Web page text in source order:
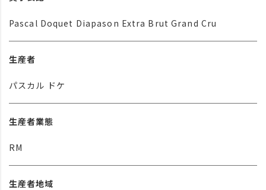
Pascal Doquet Diapason Extra Brut Grand Cru
生産者
パスカル ドケ
生産者業態
RM
生産者地域